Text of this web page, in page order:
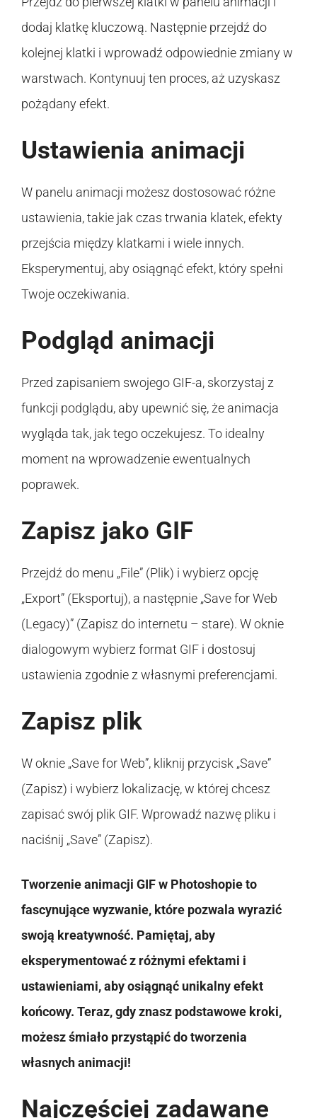
dodaj klatkę kluczową. Następnie przejdź do
kolejnej klatki i wprowadź odpowiednie zmiany w
warstwach. Kontynuuj ten proces, aż uzyskasz
pożądany efekt.
Ustawienia animacji
W panelu animacji możesz dostosować różne
ustawienia, takie jak czas trwania klatek, efekty
przejścia między klatkami i wiele innych.
Eksperymentuj, aby osiągnąć efekt, który spełni
Twoje oczekiwania.
Podgląd animacji
Przed zapisaniem swojego GIF-a, skorzystaj z
funkcji podglądu, aby upewnić się, że animacja
wygląda tak, jak tego oczekujesz. To idealny
moment na wprowadzenie ewentualnych
poprawek.
Zapisz jako GIF
Przejdź do menu „File” (Plik) i wybierz opcję
„Export” (Eksportuj), a następnie „Save for Web
(Legacy)” (Zapisz do internetu – stare). W oknie
dialogowym wybierz format GIF i dostosuj
ustawienia zgodnie z własnymi preferencjami.
Zapisz plik
W oknie „Save for Web”, kliknij przycisk „Save”
(Zapisz) i wybierz lokalizację, w której chcesz
zapisać swój plik GIF. Wprowadź nazwę pliku i
naciśnij „Save” (Zapisz).
Tworzenie animacji GIF w Photoshopie to
fascynujące wyzwanie, które pozwala wyrazić
swoją kreatywność. Pamiętaj, aby
eksperymentować z różnymi efektami i
ustawieniami, aby osiągnąć unikalny efekt
końcowy. Teraz, gdy znasz podstawowe kroki,
możesz śmiało przystąpić do tworzenia
własnych animacji!
Najczęściej zadawane